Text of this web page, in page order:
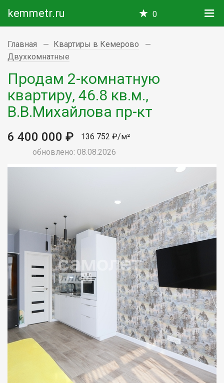
kemmetr.ru 0
Главная
Квартиры в Кемерово
Двухкомнатные
Продам 2-комнатную
квартиру, 46.8 кв.м.,
В.В.Михайлова пр-кт
6 400 000 ₽
136 752 ₽/м²
обновлено: 08.08.2026